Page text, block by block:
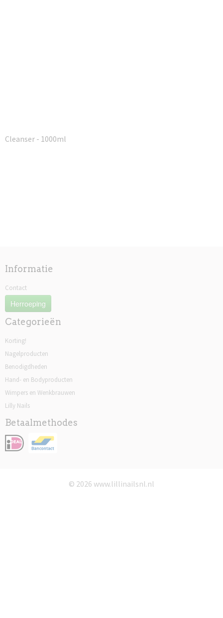
Cleanser - 1000ml
Informatie
Contact
Herroeping
Categorieën
Korting!
Nagelproducten
Benodigdheden
Hand- en Bodyproducten
Wimpers en Wenkbrauwen
Lilly Nails
Betaalmethodes
© 2026 www.lillinailsnl.nl